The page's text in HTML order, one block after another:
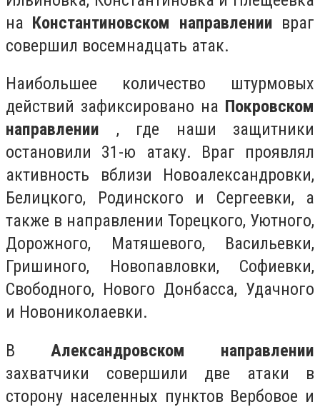
на Константиновском направлении враг
совершил восемнадцать атак.
Наибольшее количество штурмовых
действий зафиксировано на Покровском
направлении , где наши защитники
остановили 31-ю атаку. Враг проявлял
активность вблизи Новоалександровки,
Белицкого, Родинского и Сергеевки, а
также в направлении Торецкого, Уютного,
Дорожного, Матяшевого, Васильевки,
Гришиного, Новопавловки, Софиевки,
Свободного, Нового Донбасса, Удачного
и Новониколаевки.
В Александровском направлении
захватчики совершили две атаки в
сторону населенных пунктов Вербовое и